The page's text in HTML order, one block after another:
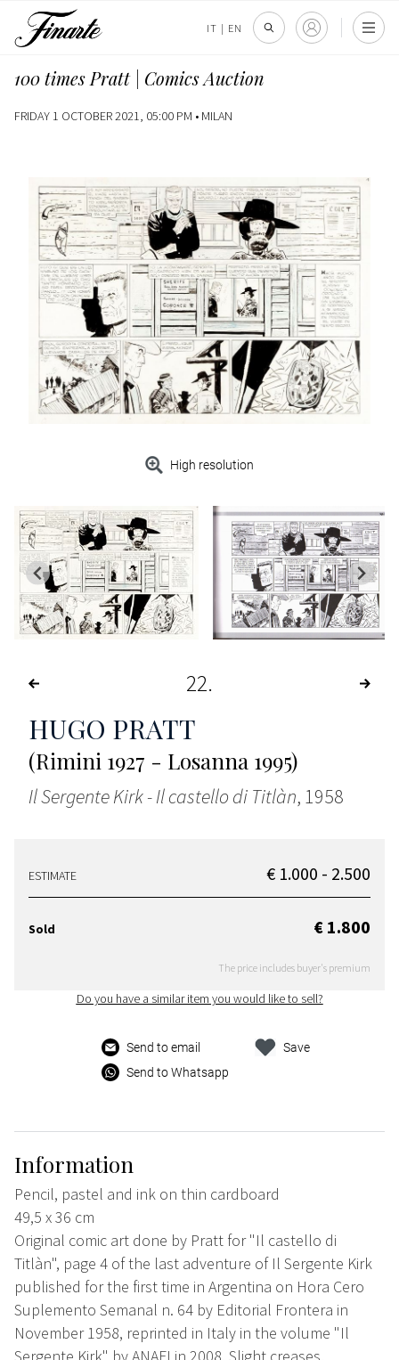
IT | EN
100 times Pratt | Comics Auction
FRIDAY 1 OCTOBER 2021, 05:00 PM • MILAN
High resolution
22
HUGO PRATT
(Rimini 1927 - Losanna 1995)
Il Sergente Kirk - Il castello di Titlàn, 1958
ESTIMATE € 1.000 - 2.500
Sold € 1.800
The price includes buyer's premium
Do you have a similar item you would like to sell?
Send to email
Send to Whatsapp
Save
Information
Pencil, pastel and ink on thin cardboard
49,5 x 36 cm
Original comic art done by Pratt for "Il castello di
Titlàn", page 4 of the last adventure of Il Sergente Kirk
published for the first time in Argentina on Hora Cero
Suplemento Semanal n. 64 by Editorial Frontera in
November 1958, reprinted in Italy in the volume "Il